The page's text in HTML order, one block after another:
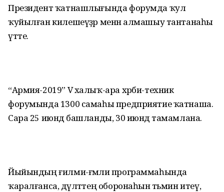
Президент ҡатнашлығында форумда ҡул
ҡуйылған килешеүҙәр менән алмашыу тантанаһы
үтте.
“Армия-2019” V халыҡ-ара хәрби-техник
форумында 1300 самаһы предприятие ҡатнаша.
Сара 25 июндә башланды, 30 июндә тамамлана.
Йыйындың ғилми-ғәмәли программаһында
ҡаралғанса, дәүләттең оборонаһын тәьмин итеү,